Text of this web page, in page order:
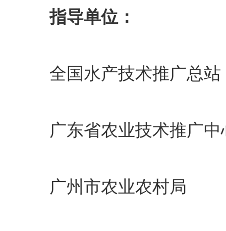
指导单位：
全国水产技术推广总站
广东省农业技术推广中
广州市农业农村局